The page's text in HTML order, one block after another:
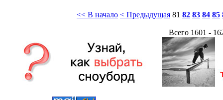
<< В начало < Предыдущая 81 82 83 84 85
Всего 1601 -